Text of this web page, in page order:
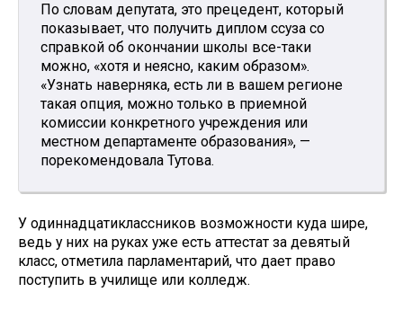
По словам депутата, это прецедент, который
показывает, что получить диплом ссуза со
справкой об окончании школы все-таки
можно, «хотя и неясно, каким образом».
«Узнать наверняка, есть ли в вашем регионе
такая опция, можно только в приемной
комиссии конкретного учреждения или
местном департаменте образования», —
порекомендовала Тутова.
У одиннадцатиклассников возможности куда шире,
ведь у них на руках уже есть аттестат за девятый
класс, отметила парламентарий, что дает право
поступить в училище или колледж.